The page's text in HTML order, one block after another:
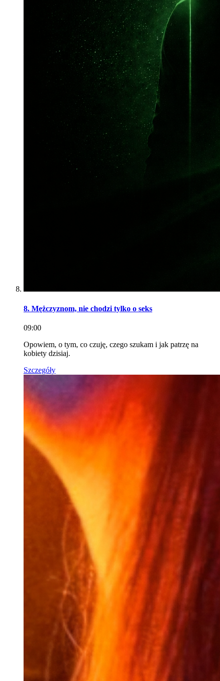
8. Mężczyznom, nie chodzi tylko o seks
09:00
Opowiem, o tym, co czuję, czego szukam i jak patrzę na
kobiety dzisiaj.
Szczegóły